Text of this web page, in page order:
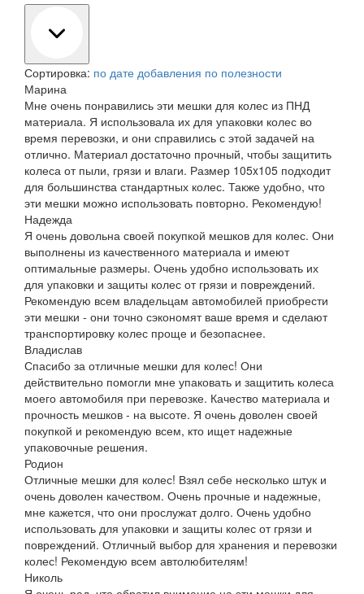
Сортировка: по дате добавления по полезности
Марина
Мне очень понравились эти мешки для колес из ПНД
материала. Я использовала их для упаковки колес во
время перевозки, и они справились с этой задачей на
отлично. Материал достаточно прочный, чтобы защитить
колеса от пыли, грязи и влаги. Размер 105x105 подходит
для большинства стандартных колес. Также удобно, что
эти мешки можно использовать повторно. Рекомендую!
Надежда
Я очень довольна своей покупкой мешков для колес. Они
выполнены из качественного материала и имеют
оптимальные размеры. Очень удобно использовать их
для упаковки и защиты колес от грязи и повреждений.
Рекомендую всем владельцам автомобилей приобрести
эти мешки - они точно сэкономят ваше время и сделают
транспортировку колес проще и безопаснее.
Владислав
Спасибо за отличные мешки для колес! Они
действительно помогли мне упаковать и защитить колеса
моего автомобиля при перевозке. Качество материала и
прочность мешков - на высоте. Я очень доволен своей
покупкой и рекомендую всем, кто ищет надежные
упаковочные решения.
Родион
Отличные мешки для колес! Взял себе несколько штук и
очень доволен качеством. Очень прочные и надежные,
мне кажется, что они прослужат долго. Очень удобно
использовать для упаковки и защиты колес от грязи и
повреждений. Отличный выбор для хранения и перевозки
колес! Рекомендую всем автолюбителям!
Николь